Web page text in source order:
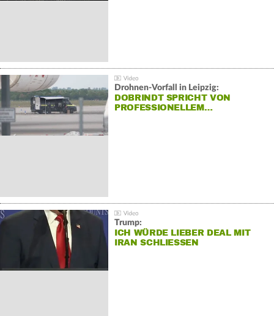
Drohnen-Vorfall in Leipzig:
DOBRINDT SPRICHT VON
PROFESSIONELLEM…
Trump:
ICH WÜRDE LIEBER DEAL MIT
IRAN SCHLIESSEN